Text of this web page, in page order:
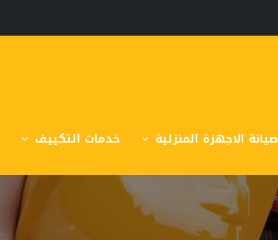
صيانة الاجهزة المنزلية خدمات التكييف